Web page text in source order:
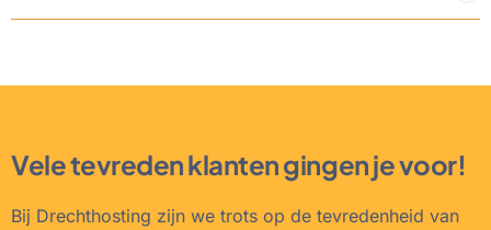
Vele tevreden klanten gingen je voor!
Bij Drechthosting zijn we trots op de tevredenheid van